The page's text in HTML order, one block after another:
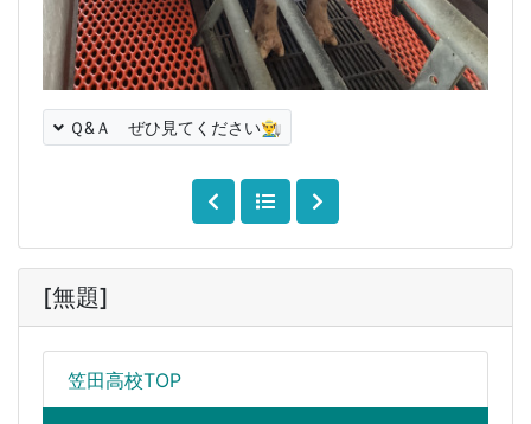
[無題]
笠田高校TOP
Ｑ&Ａ ぜひ見てください👨‍🌾